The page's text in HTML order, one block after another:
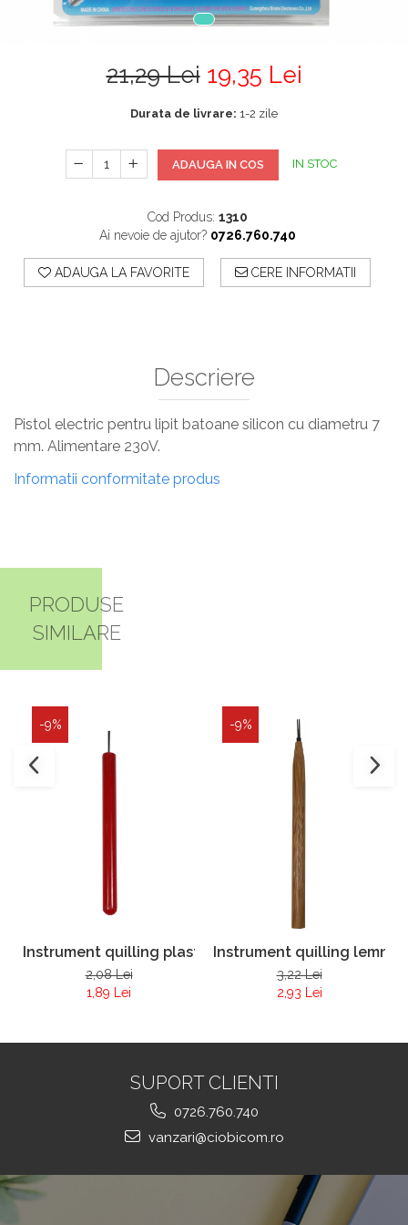
21,29 Lei 19,35 Lei
Durata de livrare: 1-2 zile
ADAUGA IN COS IN STOC
Cod Produs: 1310
Ai nevoie de ajutor? 0726.760.740
ADAUGA LA FAVORITE CERE INFORMATII
Descriere
Pistol electric pentru lipit batoane silicon cu diametru 7
mm. Alimentare 230V.
Informatii conformitate produs
PRODUSE
SIMILARE
-9%
Instrument quilling plastic
2,08 Lei
1,89 Lei
-9%
Instrument quilling lemn
3,22 Lei
2,93 Lei
SUPORT CLIENTI
0726.760.740
vanzari@ciobicom.ro